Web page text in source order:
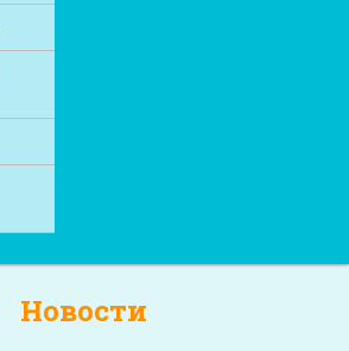
Новости